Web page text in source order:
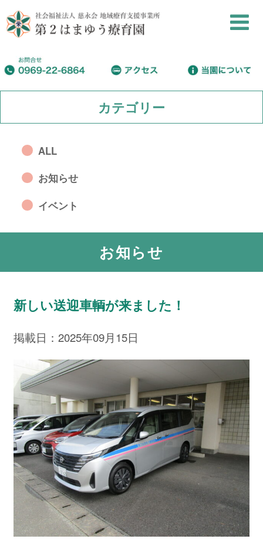
カテゴリー
ALL
お知らせ
イベント
お知らせ
新しい送迎車輌が来ました！
掲載日：2025年09月15日